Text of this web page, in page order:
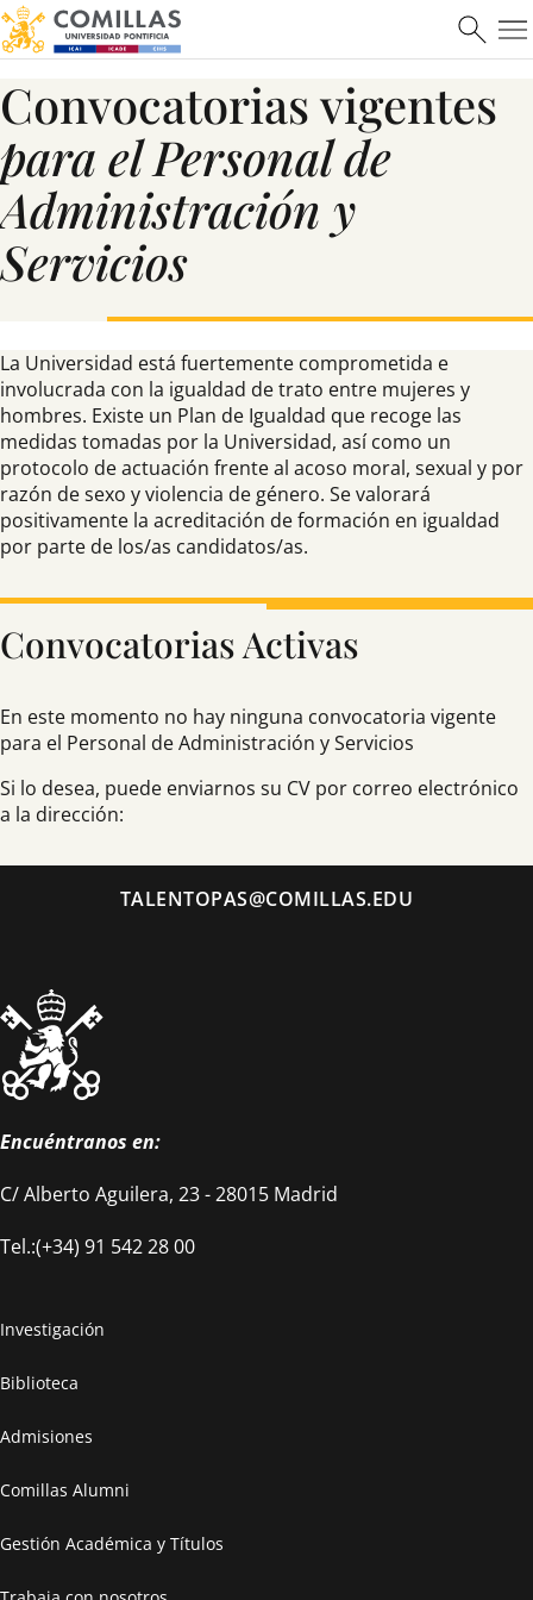
ICAI
Ver más
Saber más
Convocatorias vigentes
para el Personal de
Administración y
Servicios
La Universidad está fuertemente comprometida e
involucrada con la igualdad de trato entre mujeres y
hombres. Existe un Plan de Igualdad que recoge las
medidas tomadas por la Universidad, así como un
protocolo de actuación frente al acoso moral, sexual y por
razón de sexo y violencia de género. Se valorará
positivamente la acreditación de formación en igualdad
por parte de los/as candidatos/as.
Convocatorias Activas
En este momento no hay ninguna convocatoria vigente
para el Personal de Administración y Servicios
Si lo desea, puede enviarnos su CV por correo electrónico
a la dirección:
TALENTOPAS@COMILLAS.EDU
Encuéntranos en:
C/ Alberto Aguilera, 23 - 28015 Madrid
Tel.:(+34) 91 542 28 00
Investigación
Biblioteca
Admisiones
Comillas Alumni
Gestión Académica y Títulos